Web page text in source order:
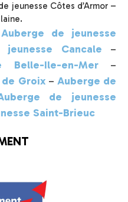
jeunesse Côtes d’Armor –
Auberge de jeunesse
Cancale –
Ile-en-Mer–
Groix – Auberge de
de jeunesse
Saint-Brieuc